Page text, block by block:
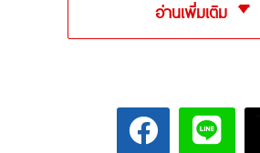
อ่านเพิ่มเติม